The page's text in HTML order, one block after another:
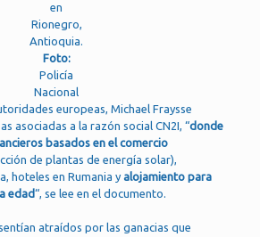
en
Rionegro,
Antioquia.
Foto:
Policía
Nacional
europeas, Michael Fraysse
asociadas a la razón social CN2I, “donde
basados en el comercio
de plantas de energía solar),
hoteles en Rumania y alojamiento para
edad“, se lee en el documento.
atraídos por las ganacias que